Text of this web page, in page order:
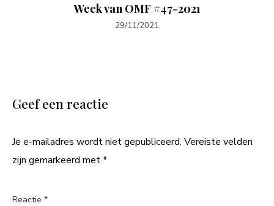
Week van OMF #47-2021
29/11/2021
Geef een reactie
Je e-mailadres wordt niet gepubliceerd. Vereiste velden
zijn gemarkeerd met*
Reactie *